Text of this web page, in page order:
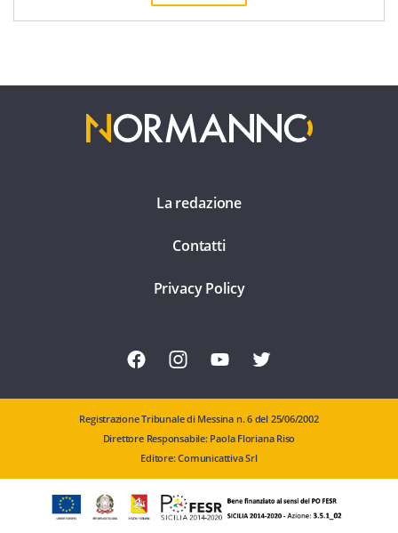
La redazione
Contatti
Privacy Policy
Registrazione Tribunale di Messina n. 6 del 25/06/2002
Direttore Responsabile: Paola Floriana Riso
Editore: Comunicattiva Srl